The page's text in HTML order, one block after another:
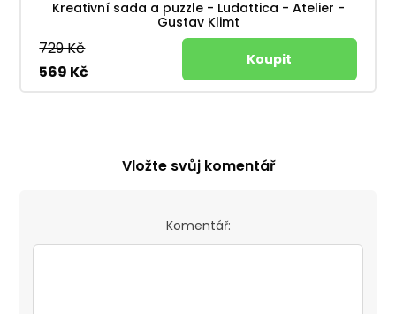
Kreativní sada a puzzle - Ludattica - Atelier -
Gustav Klimt
729 Kč
569 Kč
Vložte svůj komentář
Komentář: